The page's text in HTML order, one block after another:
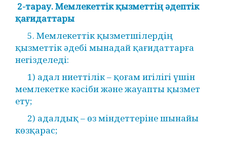
2-тарау. Мемлекеттік қызметтің әдептік
қағидаттары
5. Мемлекеттік қызметшілердің
қызметтік әдебі мынадай қағидаттарға
негізделеді:
1) адал ниеттілік – қоғам игілігі үшін
мемлекетке кәсіби және жауапты қызмет
ету;
2) адалдық – өз міндеттеріне шынайы
көзқарас;